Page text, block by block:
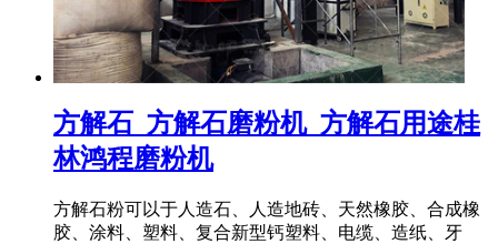
方解石_方解石磨粉机_方解石用途桂
林鸿程磨粉机
方解石粉可以于人造石、人造地砖、天然橡胶、合成橡
胶、涂料、塑料、复合新型钙塑料、电缆、造纸、牙